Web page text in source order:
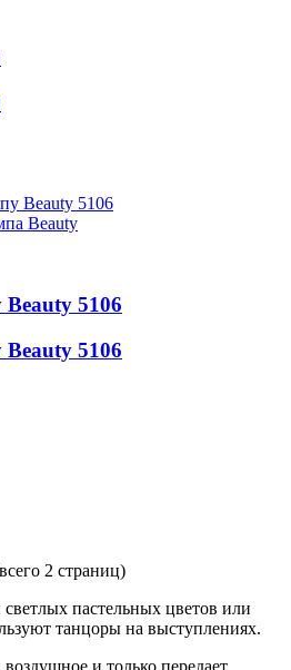
5106
5106
2 страниц)
пастельных цветов или
танцоры на выступлениях.
и только передает